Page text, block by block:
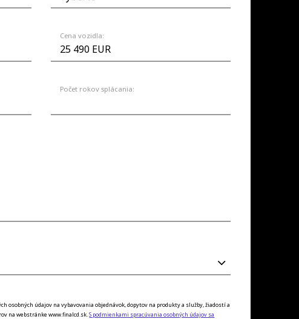
Cena vozidla:
Počet rokov splácania:
údajov na vybavovania objednávok, dopytov na produkty a služby, žiadostí a
na webstránke www.finalcd.sk.S podmienkami spracúvania osobných údajov sa